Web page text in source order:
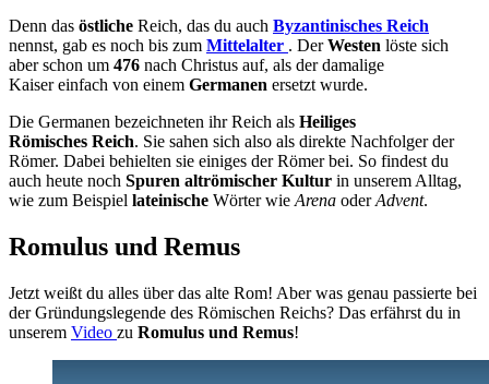
Denn das östliche Reich, das du auch Byzantinisches Reich
nennst, gab es noch bis zum Mittelalter . DerWesten löste sich
aber schon um 476 nach Christus auf, als der damalige
Kaiser einfach von einem Germanen ersetzt wurde.
Die Germanen bezeichneten ihr Reich als Heiliges
Römisches Reich. Sie sahen sich also als direkte Nachfolger der
Römer. Dabei behielten sie einiges der Römer bei. So findest du
auch heute noch Spuren altrömischer Kultur in unserem Alltag,
wie zum Beispiel lateinische Wörter wie Arena oderAdvent.
Romulus und Remus
Jetzt weißt du alles über das alte Rom! Aber was genau passierte bei
der Gründungslegende des Römischen Reichs? Das erfährst du in
unserem Video zu Romulus und Remus!